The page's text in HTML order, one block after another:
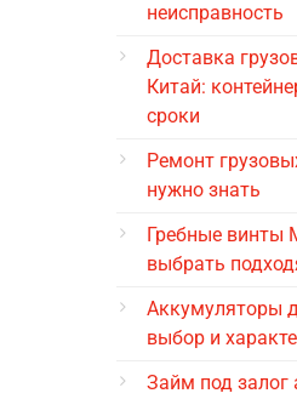
неисправность
Доставка
Китай:
сроки
Ремонт
нужно знать
Гребные винты
выбрать
Аккумуляторы
выбор и
Займ под залог